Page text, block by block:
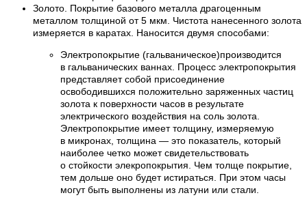
Золото. Покрытие базового металла драгоценным
металлом толщиной от 5 мкм. Чистота нанесенного золота
измеряется в каратах. Наносится двумя способами:
Электропокрытие (гальваническое)производится
в гальванических ваннах. Процесс электропокрытия
представляет собой присоединение
освободившихся положительно заряженных частиц
золота к поверхности часов в результате
электрического воздействия на соль золота.
Электропокрытие имеет толщину, измеряемую
в микронах, толщина — это показатель, который
наиболее четко может свидетельствовать
о стойкости элекропокрытия. Чем толще покрытие,
тем дольше оно будет истираться. При этом часы
могут быть выполнены из латуни или стали.